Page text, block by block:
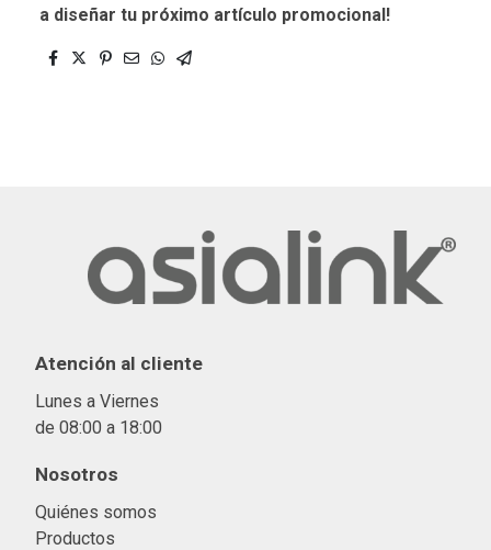
a diseñar tu próximo artículo promocional!
Atención al cliente
Lunes a Viernes
de 08:00 a 18:00
Nosotros
Quiénes somos
Productos